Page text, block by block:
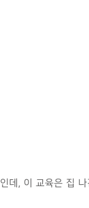
인데, 이 교육은 집 나